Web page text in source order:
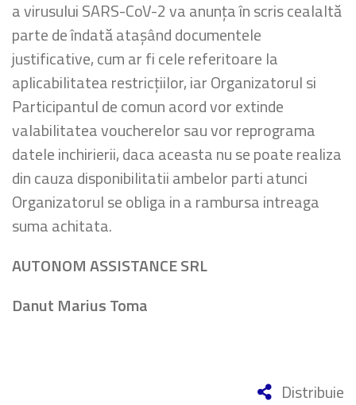
a virusului SARS-CoV-2 va anunța în scris cealaltă
parte de îndată atașând documentele
justificative, cum ar fi cele referitoare la
aplicabilitatea restricțiilor, iar Organizatorul si
Participantul de comun acord vor extinde
valabilitatea voucherelor sau vor reprograma
datele inchirierii, daca aceasta nu se poate realiza
din cauza disponibilitatii ambelor parti atunci
Organizatorul se obliga in a rambursa intreaga
suma achitata.
AUTONOM ASSISTANCE SRL
Danut Marius Toma
Distribuie